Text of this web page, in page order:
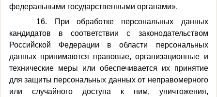
федеральными государственными органами».
16. При обработке персональных данных
кандидатов в соответствии с законодательством
Российской Федерации в области персональных
данных принимаются правовые, организационные и
технические меры или обеспечивается их принятие
для защиты персональных данных от неправомерного
или случайного доступа к ним, уничтожения,